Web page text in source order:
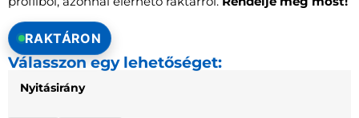
RAKTÁRON
Válasszon egy lehetőséget:
Nyitásirány